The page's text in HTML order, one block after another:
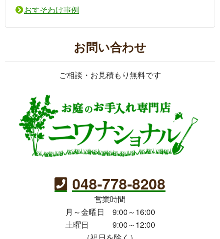
おすそわけ事例
お問い合わせ
ご相談・お見積もり無料です
048-778-8208
営業時間
月～金曜日 9:00～16:00
土曜日 9:00～12:00